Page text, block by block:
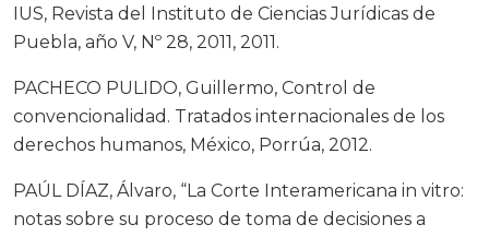
IUS, Revista del Instituto de Ciencias Jurídicas de
Puebla, año V, Nº 28, 2011, 2011.
PACHECO PULIDO, Guillermo, Control de
convencionalidad. Tratados internacionales de los
derechos humanos, México, Porrúa, 2012.
PAÚL DÍAZ, Álvaro, “La Corte Interamericana in vitro:
notas sobre su proceso de toma de decisiones a